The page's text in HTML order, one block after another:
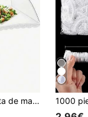
1/3/6/8 piezas Cubierta de malla plegable blanca para alimentos, Cubierta anti-insectos multifuncional para cocina y comedor, Cubierta de alimentos plegable a prueba de polvo para el hogar, Perfecta para reuniones al aire libre, picnics y barbacoas, Protege los alimentos de insectos y residuos, y evita que moscas y mosquitos se acerquen a la comida, Adecuada para cocina, comedor y picnics de fiesta.